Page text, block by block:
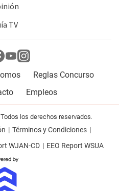
TV
Reglas Concurso
Empleos
los derechos reservados.
Términos y Condiciones
WJAN-CD EEO Report WSUA